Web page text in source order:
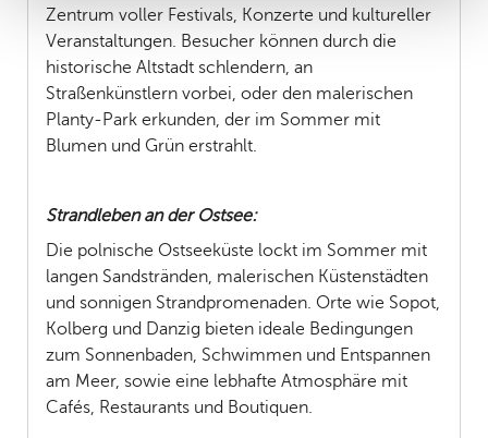
Zentrum voller Festivals, Konzerte und kultureller
Veranstaltungen. Besucher können durch die
historische Altstadt schlendern, an
Straßenkünstlern vorbei, oder den malerischen
Planty-Park erkunden, der im Sommer mit
Blumen und Grün erstrahlt.
Strandleben an der Ostsee:
Die polnische Ostseeküste lockt im Sommer mit
langen Sandstränden, malerischen Küstenstädten
und sonnigen Strandpromenaden. Orte wie Sopot,
Kolberg und Danzig bieten ideale Bedingungen
zum Sonnenbaden, Schwimmen und Entspannen
am Meer, sowie eine lebhafte Atmosphäre mit
Cafés, Restaurants und Boutiquen.